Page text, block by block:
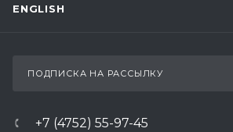
ENGLISH
ПОДПИСКА НА РАССЫЛКУ
+7 (4752) 55-97-45